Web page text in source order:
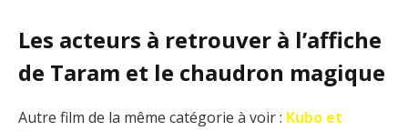
Les acteurs à retrouver à l’affiche
de Taram et le chaudron magique
Autre film de la même catégorie à voir : Kubo et